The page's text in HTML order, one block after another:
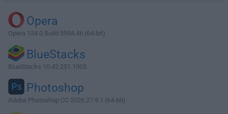
Opera
Opera 134.0 Build 5954.46 (64-bit)
BlueStacks
BlueStacks 10.42.251.1003
Photoshop
Adobe Photoshop CC 2026 27.9.1 (64-bit)